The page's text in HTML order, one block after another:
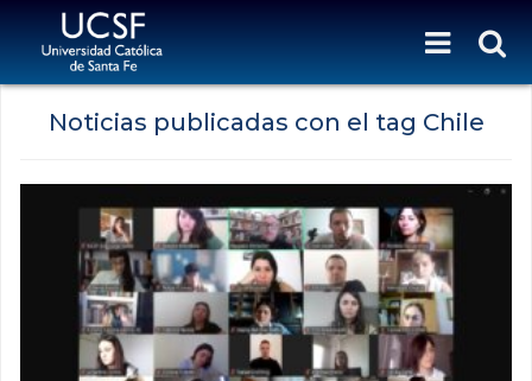
Noticias publicadas con el tag Chile